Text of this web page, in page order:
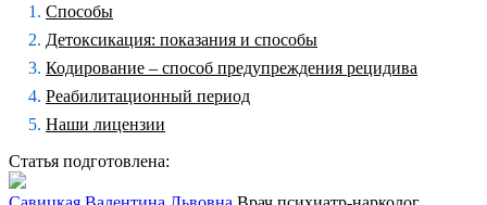
Способы
Детоксикация: показания и способы
Кодирование – способ предупреждения рецидива
Реабилитационный период
Наши лицензии
Статья подготовлена: